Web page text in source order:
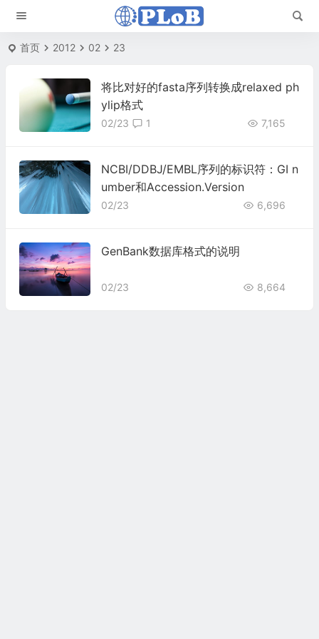
首页 2012 02 23
将比对好的fasta序列转换成relaxed ph
ylip格式
02/23 7,165
1
NCBI/DDBJ/EMBL序列的标识符：GI n
umber和Accession.Version
02/23 6,696
GenBank数据库格式的说明
02/23 8,664